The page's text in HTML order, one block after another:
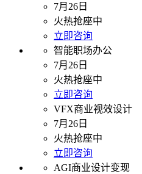
7月26日
火热抢座中
立即咨询
智能职场办公
7月26日
火热抢座中
立即咨询
VFX商业视效设计
7月26日
火热抢座中
立即咨询
AGI商业设计变现